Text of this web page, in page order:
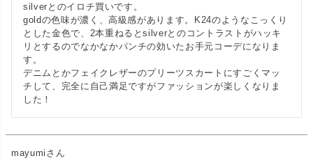
silverとのイロチ買いです。
goldの色味が濃く、高級感があります。K24のようなこっくり
とした金色で、2本重ねるとsilverとのコントラストがハッキ
リとするのでなかなかパンチの効いたお手元コーデになりま
す。
デニムとかフェイクレザーのプリーツスカートにすごくマッ
チして、完全に自己満足ですがファッションが楽しくなりま
した！
mayumi